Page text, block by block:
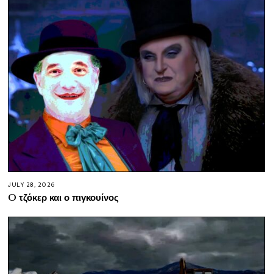
JULY 28, 2026
O τζόκερ και ο πιγκουίνος